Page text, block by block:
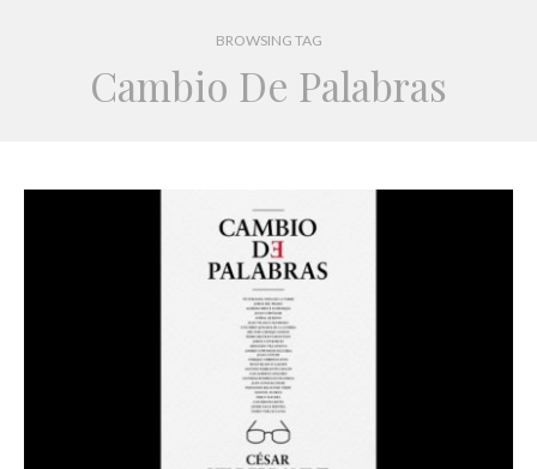
BROWSING TAG
Cambio De Palabras